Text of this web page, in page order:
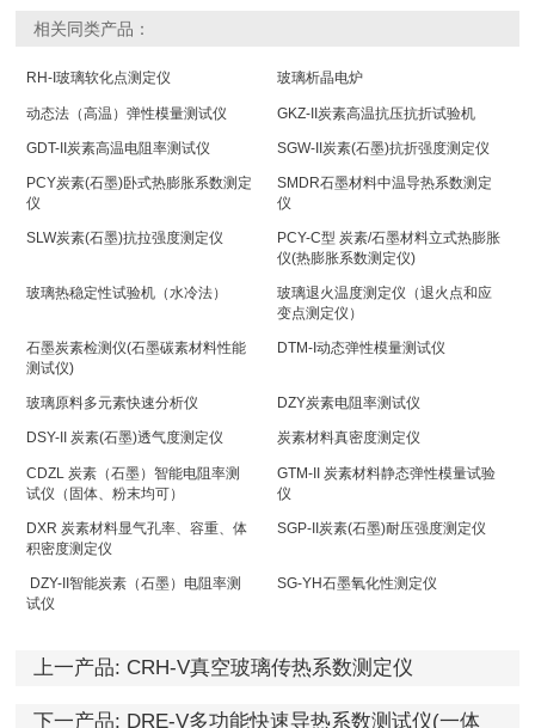
相关同类产品：
RH-I玻璃软化点测定仪 玻璃析晶电炉
动态法（高温）弹性模量测试仪 GKZ-II炭素高温抗压抗折试验机
GDT-II炭素高温电阻率测试仪 SGW-II炭素(石墨)抗折强度测定仪
PCY炭素(石墨)卧式热膨胀系数测定
仪
SMDR石墨材料中温导热系数测定
仪
SLW炭素(石墨)抗拉强度测定仪
PCY-C型 炭素/石墨材料立式热膨胀
仪(热膨胀系数测定仪)
玻璃热稳定性试验机（水冷法）
玻璃退火温度测定仪（退火点和应
变点测定仪）
石墨炭素检测仪(石墨碳素材料性能
测试仪)
DTM-I动态弹性模量测试仪
玻璃原料多元素快速分析仪 DZY炭素电阻率测试仪
DSY-II 炭素(石墨)透气度测定仪 炭素材料真密度测定仪
CDZL 炭素（石墨）智能电阻率测
试仪（固体、粉末均可）
GTM-II 炭素材料静态弹性模量试验
仪
DXR 炭素材料显气孔率、容重、体
积密度测定仪
SGP-II炭素(石墨)耐压强度测定仪
DZY-II智能炭素（石墨）电阻率测
试仪
SG-YH石墨氧化性测定仪
上一产品: CRH-V真空玻璃传热系数测定仪
下一产品: DRE-V多功能快速导热系数测试仪(一体